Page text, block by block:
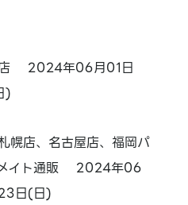
店 2024年06月01日
)
幌店、名古屋店、福岡パ
メイト通販 2024年06
日(日)